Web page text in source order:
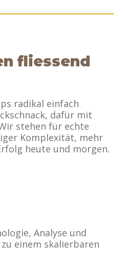
fliessend
radikal einfach
dafür mit
stehen für echte
Komplexität, mehr
heute und morgen.
Analyse und
einem skalierbaren